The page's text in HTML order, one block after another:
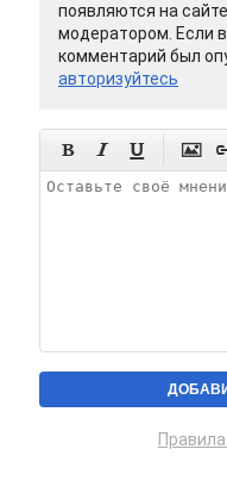
появляются на
модератором. Если
комментарий был
авторизуйтесь
   